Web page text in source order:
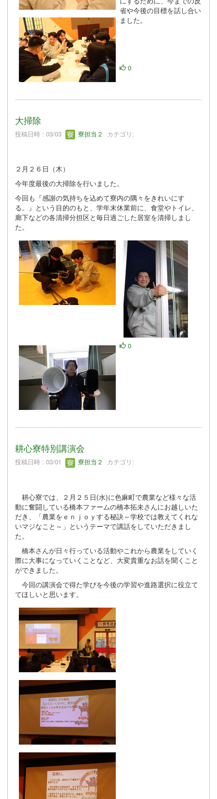
省や今後の目標を話し合い
ました。
0
大掃除
投稿日時 : 03/03 寮担当２ カテゴリ:
２月２６日（木）
今年度最後の大掃除を行いました。
今回も『感謝の気持ちを込めて寮内の隅々をきれいにす
る。』という目的のもと、学年末休業前に、食堂やトイレ、
廊下などの各清掃分担区と毎日過ごした居室を清掃しまし
た。
0
耕心寮特別講演会
投稿日時 : 03/01 寮担当２ カテゴリ:
耕心寮では、２月２５日(水)に色麻町で農業など様々な活
動に奮闘している橋本ファームの橋本拓未さんにお越しいた
だき、「農業をｅｎｊｏｙする秘訣～学校では教えてくれな
いマジなこと～」というテーマで講話をしていただきまし
た。
橋本さんが日々行っている活動やこれから農業をしていく
際に大事になっていくことなど、大変貴重なお話を聞くこと
ができました。
今回の講演会で得た学びを今後の学習や進路選択に役立て
てほしいと思います。